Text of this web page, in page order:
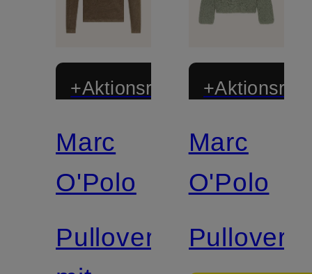
+Aktionsrabatt
Zertifiziert
Marc
O'Polo
Pullover
Zertifiziert
Marc
O'Polo
Pullover